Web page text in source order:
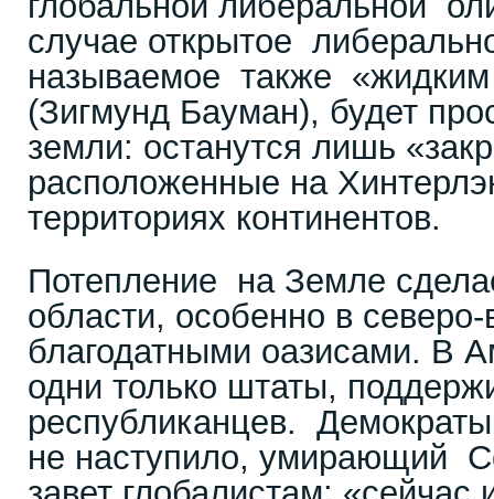
случае открытое
называемое также
(Зигмунд Бауман), будет
земли: останутся лишь
расположенные на
территориях континентов.
Потепление на Земле
области, особенно в
благодатными оазисами. В
одни только штаты,
республиканцев.
не наступило, умирающий